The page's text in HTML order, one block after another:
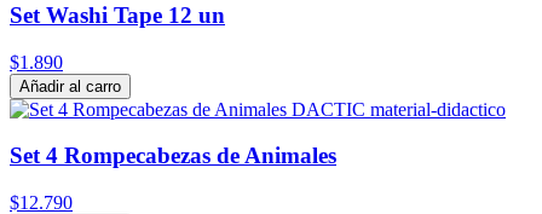
Set Washi Tape 12 un
$1.890
Añadir al carro
Set 4 Rompecabezas de Animales
$12.790